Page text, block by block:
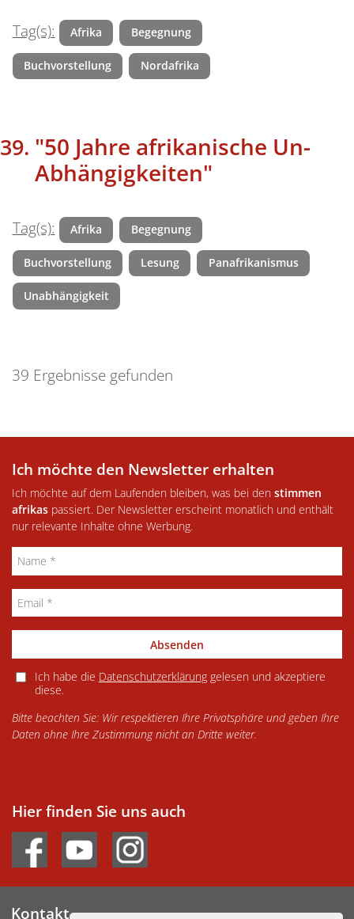
Tag(s): Afrika Begegnung
Buchvorstellung Nordafrika
"50 Jahre afrikanische Un-
Abhängigkeiten"
Tag(s): Afrika Begegnung
Buchvorstellung Lesung Panafrikanismus
Unabhängigkeit
39 Ergebnisse gefunden
Ich möchte den Newsletter erhalten
Ich möchte auf dem Laufenden bleiben, was bei den stimmen
afrikas passiert. Der Newsletter erscheint monatlich und enthält
nur relevante Inhalte ohne Werbung.
Absenden
Ich habe die Datenschutzerklärunggelesen und akzeptiere
diese.
Bitte beachten Sie: Wir respektieren Ihre Privatsphäre und geben Ihre
Daten ohne Ihre Zustimmung nicht an Dritte weiter.
Hier finden Sie uns auch
Kontakt